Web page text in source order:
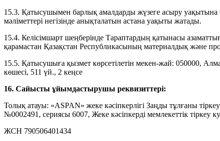
15.3. Қатысушымен барлық амалдарды жүзеге асыру
мәліметтері негізінде анықталатын астана уақыты жатады.
15.4. Келісімшарт шеңберінде Тараптардың қатынасы
қарамастан Қазақстан Республикасының материалдық және
15.5. Қатысушыға қызмет көрсетілетін мекен-жай: 050000,
көшесі, 511 үй., 2 кеңсе
16. Сайысты ұйымдастырушы реквизиттері:
Толық атауы: «ASPAN» жеке кәсіпкерлігі Заңды тұлғаны
№0002491, сериясы 6007, Жеке кәсіпкерді мемлекеттік тіркеу
ЖСН 790506401434